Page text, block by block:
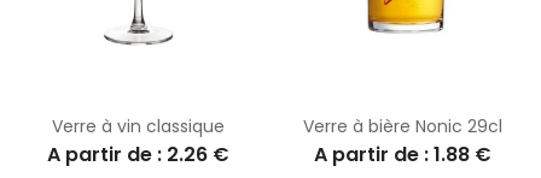
Verre à vin classique
A partir de : 2.26 €
Verre à bière Nonic 29cl
A partir de : 1.88 €